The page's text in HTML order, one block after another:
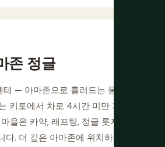
존 정글
— 아마존으로 흘러드는 동부 경
키토에서 차로 4시간 미만 거리
을은 카약, 래프팅, 정글 롯지 숙
다. 더 깊은 아마존에 위치하고 코